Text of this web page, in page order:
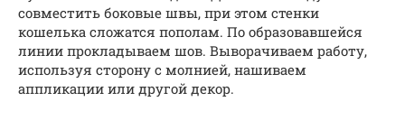
совместить боковые швы, при этом стенки
кошелька сложатся пополам. По образовавшейся
линии прокладываем шов. Выворачиваем работу,
используя сторону с молнией, нашиваем
аппликации или другой декор.